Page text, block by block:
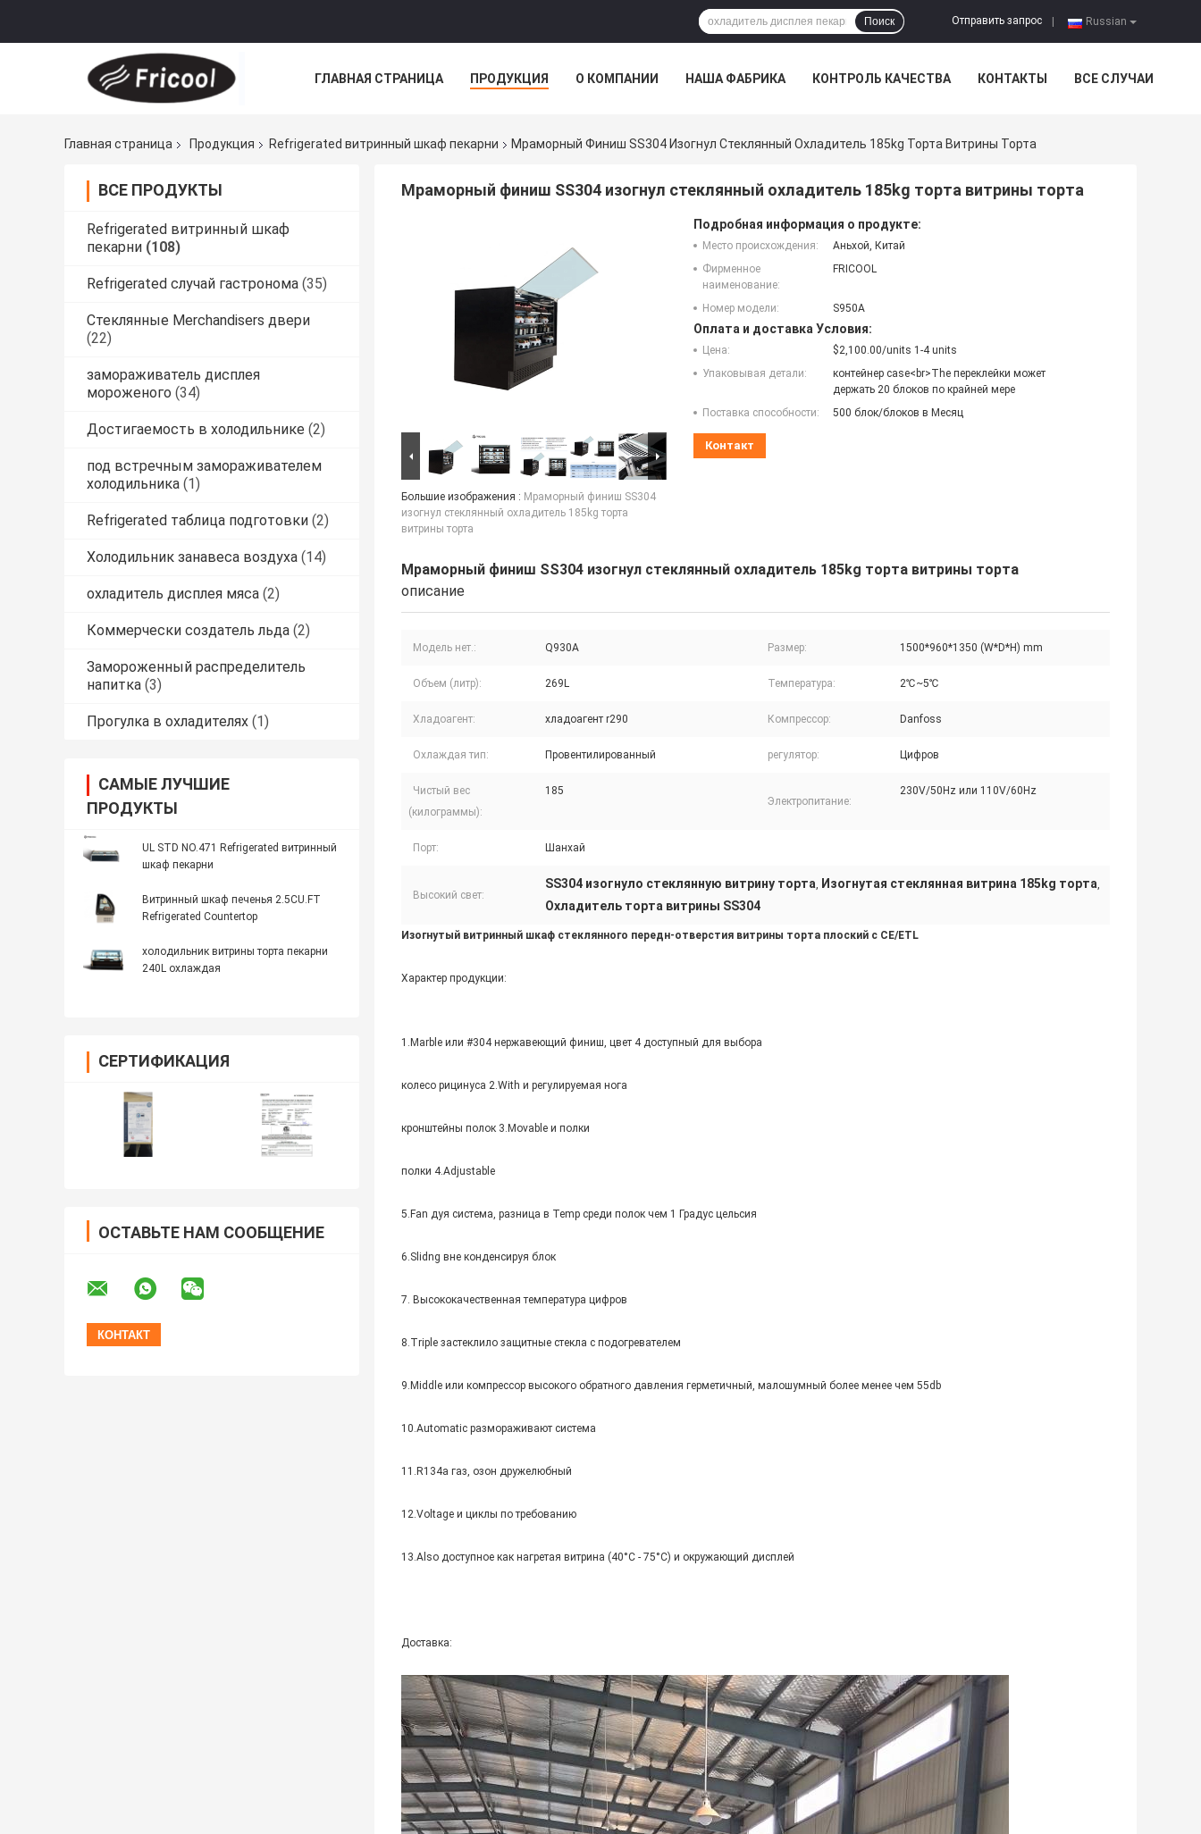
Russian
Отправить запрос
Поиск
ГЛАВНАЯ СТРАНИЦА ПРОДУКЦИЯ О КОМПАНИИ НАША ФАБРИКА КОНТРОЛЬ КАЧЕСТВА КОНТАКТЫ ВСЕ СЛУЧАИ
Главная страница Продукция Refrigerated витринный шкаф пекарни Мраморный Финиш SS304 Изогнул Стеклянный Охладитель 185kg Торта Витрины Торта
ВСЕ ПРОДУКТЫ
Refrigerated витринный шкаф
пекарни (108)
Refrigerated случай гастронома (35)
Стеклянные Merchandisers двери
(22)
замораживатель дисплея
мороженого (34)
Достигаемость в холодильнике (2)
под встречным замораживателем
холодильника (1)
Refrigerated таблица подготовки (2)
Холодильник занавеса воздуха (14)
охладитель дисплея мяса (2)
Коммерчески создатель льда (2)
Замороженный распределитель
напитка (3)
Прогулка в охладителях (1)
САМЫЕ ЛУЧШИЕ
ПРОДУКТЫ
UL STD NO.471 Refrigerated витринный
шкаф пекарни
Витринный шкаф печенья 2.5CU.FT
Refrigerated Countertop
холодильник витрины торта пекарни
240L охлаждая
СЕРТИФИКАЦИЯ
ОСТАВЬТЕ НАМ СООБЩЕНИЕ
Мраморный финиш SS304 изогнул стеклянный охладитель 185kg торта витрины торта
Большие изображения : Мраморный финиш SS304
изогнул стеклянный охладитель 185kg торта
витрины торта
Подробная информация о продукте:
Место происхождения:
Аньхой, Китай
Фирменное
наименование:
FRICOOL
Номер модели: S950A
Оплата и доставка Условия:
Цена:
$2,100.00/units 1-4 units
Упаковывая детали:
контейнер case<br>The переклейки может
держать 20 блоков по крайней мере
Поставка способности:
500 блок/блоков в Месяц
Контакт
Мраморный финиш SS304 изогнул стеклянный охладитель 185kg торта витрины торта
описание
Модель нет.: Q930A Размер: 1500*960*1350 (W*D*H) mm
Объем (литр): 269L Температура: 2℃~5℃
Хладоагент: хладоагент r290 Компрессор: Danfoss
Охлаждая тип: Провентилированный регулятор: Цифров
Чистый вес
(килограммы):
185
Электропитание:
230V/50Hz или 110V/60Hz
Порт: Шанхай
Высокий свет:
SS304 изогнуло стеклянную витрину торта, Изогнутая стеклянная витрина 185kg торта,
Охладитель торта витрины SS304
Изогнутый витринный шкаф стеклянного передн-отверстия витрины торта плоский с CE/ETL
Характер продукции:
1.Marble или #304 нержавеющий финиш, цвет 4 доступный для выбора
колесо рицинуса 2.With и регулируемая нога
кронштейны полок 3.Movable и полки
полки 4.Adjustable
5.Fan дуя система, разница в Temp среди полок чем 1 Градус цельсия
6.Slidng вне конденсируя блок
7. Высококачественная температура цифров
8.Triple застеклило защитные стекла с подогревателем
9.Middle или компрессор высокого обратного давления герметичный, малошумный более менее чем 55db
10.Automatic размораживают система
11.R134a газ, озон дружелюбный
12.Voltage и циклы по требованию
13.Also доступное как нагретая витрина (40°C - 75°C) и окружающий дисплей
Доставка: